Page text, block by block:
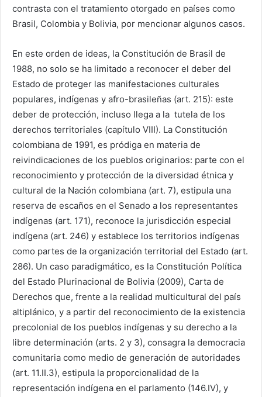
contrasta con el tratamiento otorgado en países como
Brasil, Colombia y Bolivia, por mencionar algunos casos.
En este orden de ideas, la Constitución de Brasil de
1988, no solo se ha limitado a reconocer el deber del
Estado de proteger las manifestaciones culturales
populares, indígenas y afro-brasileñas (art. 215): este
deber de protección, incluso llega a la tutela de los
derechos territoriales (capítulo VIII). La Constitución
colombiana de 1991, es pródiga en materia de
reivindicaciones de los pueblos originarios: parte con el
reconocimiento y protección de la diversidad étnica y
cultural de la Nación colombiana (art. 7), estipula una
reserva de escaños en el Senado a los representantes
indígenas (art. 171), reconoce la jurisdicción especial
indígena (art. 246) y establece los territorios indígenas
como partes de la organización territorial del Estado (art.
286). Un caso paradigmático, es la Constitución Política
del Estado Plurinacional de Bolivia (2009), Carta de
Derechos que, frente a la realidad multicultural del país
altiplánico, y a partir del reconocimiento de la existencia
precolonial de los pueblos indígenas y su derecho a la
libre determinación (arts. 2 y 3), consagra la democracia
comunitaria como medio de generación de autoridades
(art. 11.II.3), estipula la proporcionalidad de la
representación indígena en el parlamento (146.IV), y